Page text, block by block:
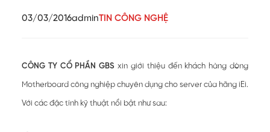
03/03/2016adminTIN CÔNG NGHỆ
CÔNG TY CỔ PHẦN GBS xin giới thiệu đến khách hàng dòng
Motherboard công nghiệp chuyên dụng cho server của hãng iEi.
Với các đặc tính kỹ thuật nổi bật như sau: